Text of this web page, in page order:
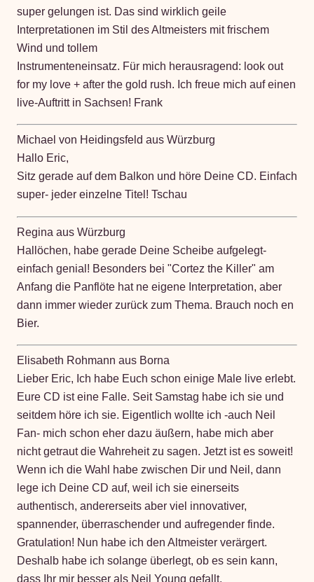
super gelungen ist. Das sind wirklich geile
Interpretationen im Stil des Altmeisters mit frischem
Wind und tollem
Instrumenteneinsatz. Für mich herausragend: look out
for my love + after the gold rush. Ich freue mich auf einen
live-Auftritt in Sachsen! Frank
Michael von Heidingsfeld aus Würzburg
Hallo Eric,
Sitz gerade auf dem Balkon und höre Deine CD. Einfach
super- jeder einzelne Titel! Tschau
Regina aus Würzburg
Hallöchen, habe gerade Deine Scheibe aufgelegt-
einfach genial! Besonders bei "Cortez the Killer" am
Anfang die Panflöte hat ne eigene Interpretation, aber
dann immer wieder zurück zum Thema. Brauch noch en
Bier.
Elisabeth Rohmann aus Borna
Lieber Eric, Ich habe Euch schon einige Male live erlebt.
Eure CD ist eine Falle. Seit Samstag habe ich sie und
seitdem höre ich sie. Eigentlich wollte ich -auch Neil
Fan- mich schon eher dazu äußern, habe mich aber
nicht getraut die Wahreheit zu sagen. Jetzt ist es soweit!
Wenn ich die Wahl habe zwischen Dir und Neil, dann
lege ich Deine CD auf, weil ich sie einerseits
authentisch, andererseits aber viel innovativer,
spannender, überraschender und aufregender finde.
Gratulation! Nun habe ich den Altmeister verärgert.
Deshalb habe ich solange überlegt, ob es sein kann,
dass Ihr mir besser als Neil Young gefallt.